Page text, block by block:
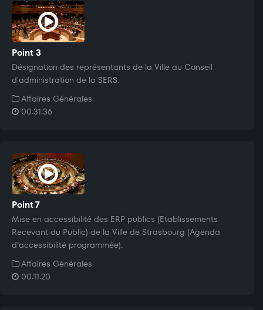
Point 3
Désignation des représentants de la Ville au Conseil
d'administration de la SERS.
Affaires Générales
00:31:36
Point 7
Mise en accessibilité des ERP publics (Etablissements
Recevant du Public) de la Ville de Strasbourg (Agenda
d’accessibilité programmée).
Affaires Générales
00:11:20